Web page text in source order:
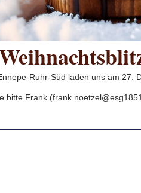
Ruhr-Süd laden uns am 27.
bitte Frank